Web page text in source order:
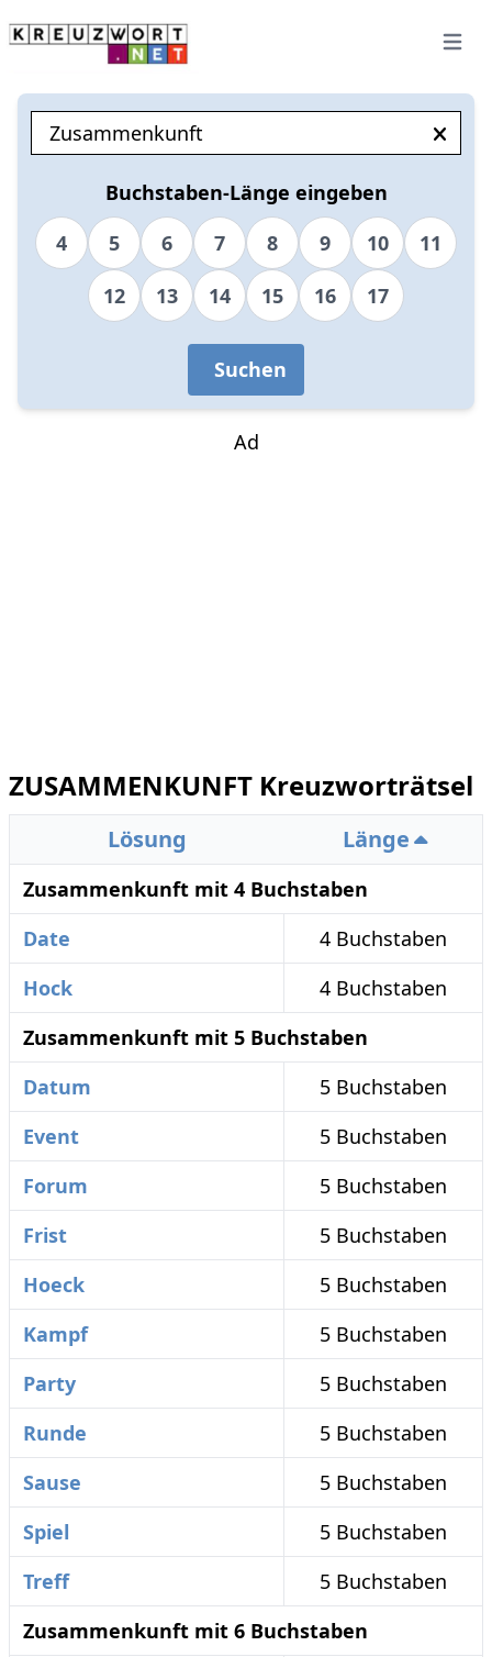
Open
Buchstaben-Länge eingeben
4
5 6 7 8 9 10
11
12
13 14 15 16 17
Suchen
Ad
ZUSAMMENKUNFT Kreuzworträtsel
Lösung Länge
Zusammenkunft mit 4 Buchstaben
Date
4 Buchstaben
Hock
4 Buchstaben
Zusammenkunft mit 5 Buchstaben
Datum
5 Buchstaben
Event
5 Buchstaben
Forum
5 Buchstaben
Frist
5 Buchstaben
Hoeck
5 Buchstaben
Kampf
5 Buchstaben
Party
5 Buchstaben
Runde
5 Buchstaben
Sause
5 Buchstaben
Spiel
5 Buchstaben
Treff
5 Buchstaben
Zusammenkunft mit 6 Buchstaben